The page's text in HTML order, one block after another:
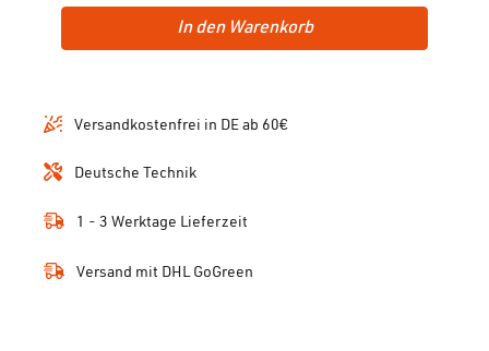
In den Warenkorb
Versandkostenfrei in DE ab 60€
Deutsche Technik
1 - 3 Werktage Lieferzeit
Versand mit DHL GoGreen